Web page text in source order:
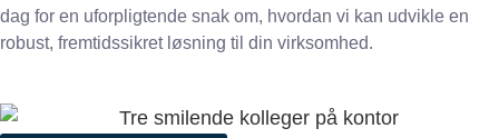
dag for en uforpligtende snak om, hvordan vi kan udvikle en
robust, fremtidssikret løsning til din virksomhed.